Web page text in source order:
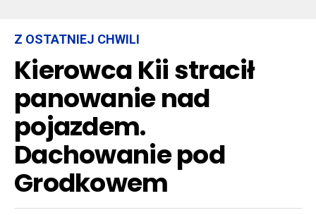
Z OSTATNIEJ CHWILI
Kierowca Kii stracił
panowanie nad
pojazdem.
Dachowanie pod
Grodkowem